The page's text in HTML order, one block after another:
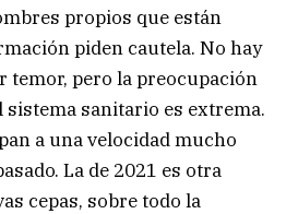
propios que están
piden cautela. No hay
temor, pero la preocupación
sistema sanitario es extrema.
a una velocidad mucho
La de 2021 es otra
cepas, sobre todo la